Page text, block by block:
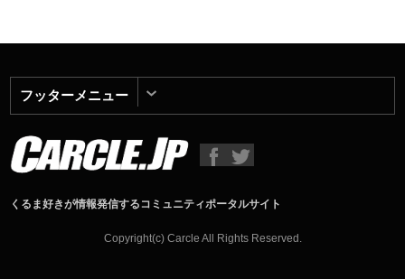
フッターメニュー
くるま好きが情報発信するコミュニティポータルサイト
Copyright(c) Carcle All Rights Reserved.